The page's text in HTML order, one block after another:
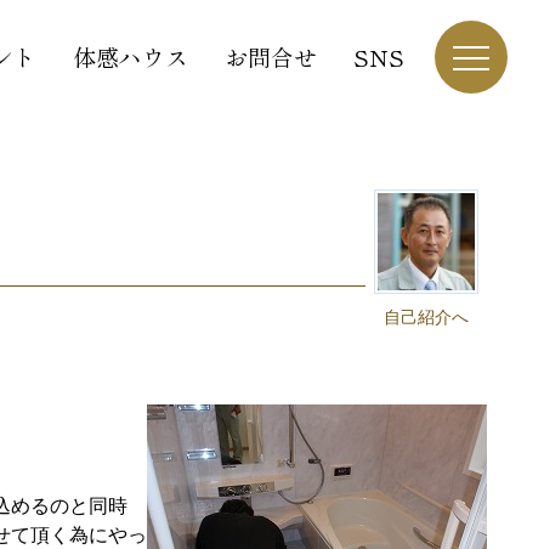
ト 体感ハウス お問合せ SNS
自己紹介へ
めるのと同時
て頂く為にやっ